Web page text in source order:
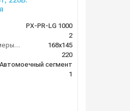
PX-PR-LG 1000
2
Габаритные размеры, мм
168x145
220
Автомоечный сегмент
1